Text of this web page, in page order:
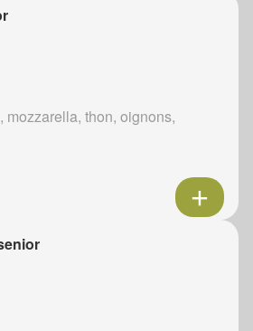
mozzarella, thon, oignons,